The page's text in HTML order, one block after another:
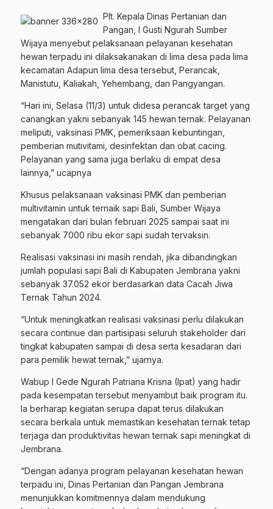
Plt. Kepala Dinas Pertanian dan
Pangan, I Gusti Ngurah Sumber
Wijaya menyebut pelaksanaan pelayanan kesehatan
hewan terpadu ini dilaksakanakan di lima desa pada lima
kecamatan Adapun lima desa tersebut, Perancak,
Manistutu, Kaliakah, Yehembang, dan Pangyangan.
“Hari ini, Selasa (11/3) untuk didesa perancak target yang
canangkan yakni sebanyak 145 hewan ternak. Pelayanan
meliputi, vaksinasi PMK, pemeriksaan kebuntingan,
pemberian mutivitami, desinfektan dan obat cacing.
Pelayanan yang sama juga berlaku di empat desa
lainnya,” ucapnya
Khusus pelaksanaan vaksinasi PMK dan pemberian
multivitamin untuk ternaik sapi Bali, Sumber Wijaya
mengatakan dari bulan februari 2025 sampai saat ini
sebanyak 7000 ribu ekor sapi sudah tervaksin.
Realisasi vaksinasi ini masih rendah, jika dibandingkan
jumlah populasi sapi Bali di Kabupaten Jembrana yakni
sebanyak 37.052 ekor berdasarkan data Cacah Jiwa
Ternak Tahun 2024.
“Untuk meningkatkan realisasi vaksinasi perlu dilakukan
secara continue dan partisipasi seluruh stakeholder dari
tingkat kabupaten sampai di desa serta kesadaran dari
para pemilik hewat ternak,” ujarnya.
Wabup I Gede Ngurah Patriana Krisna (Ipat) yang hadir
pada kesempatan tersebut menyambut baik program itu.
Ia berharap kegiatan serupa dapat terus dilakukan
secara berkala untuk memastikan kesehatan ternak tetap
terjaga dan produktivitas hewan ternak sapi meningkat di
Jembrana.
“Dengan adanya program pelayanan kesehatan hewan
terpadu ini, Dinas Pertanian dan Pangan Jembrana
menunjukkan komitmennya dalam mendukung